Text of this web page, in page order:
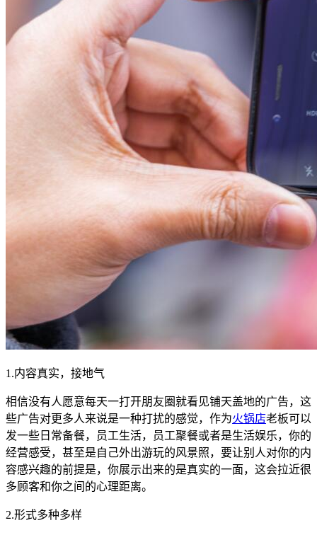
1.内容真实，接地气
相信没有人愿意每天一打开朋友圈就看见铺天盖地的广告，这
些广告对更多人来说是一种打扰的感觉，作为火锅店老板可以
发一些日常备餐，员工生活，员工聚餐或者是生活娱乐，你的
经营感受，甚至是自己外出游玩的风景照，要让别人对你的内
容感兴趣的前提是，你展示出来的是真实的一面，这会拉近很
多顾客和你之间的心理距离。
2.形式多种多样